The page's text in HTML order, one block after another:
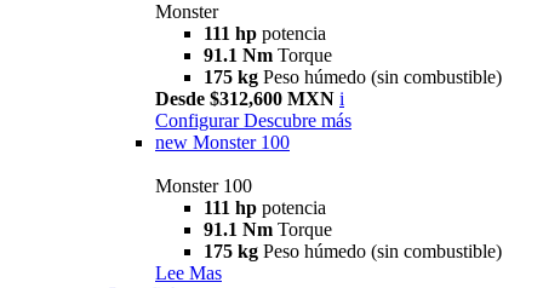
Monster
111 hp potencia
91.1 Nm Torque
175 kg Peso húmedo (sin combustible)
Desde $312,600 MXN i
Configurar Descubre más
new Monster 100
Monster 100
111 hp potencia
91.1 Nm Torque
175 kg Peso húmedo (sin combustible)
Lee Mas